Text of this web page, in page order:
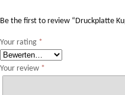
Be the first to review “Druckplatte
Your rating *
Your review *